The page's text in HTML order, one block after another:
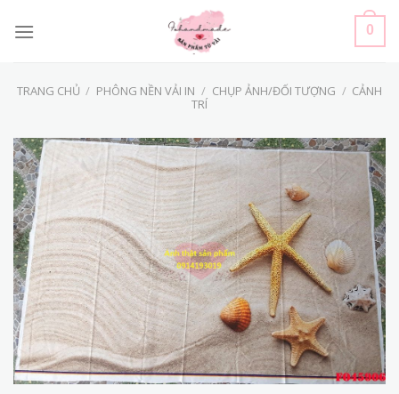
0
TRANG CHỦ / PHÔNG NỀN VẢI IN / CHỤP ẢNH/ĐỐI TƯỢNG / CẢNH
TRÍ